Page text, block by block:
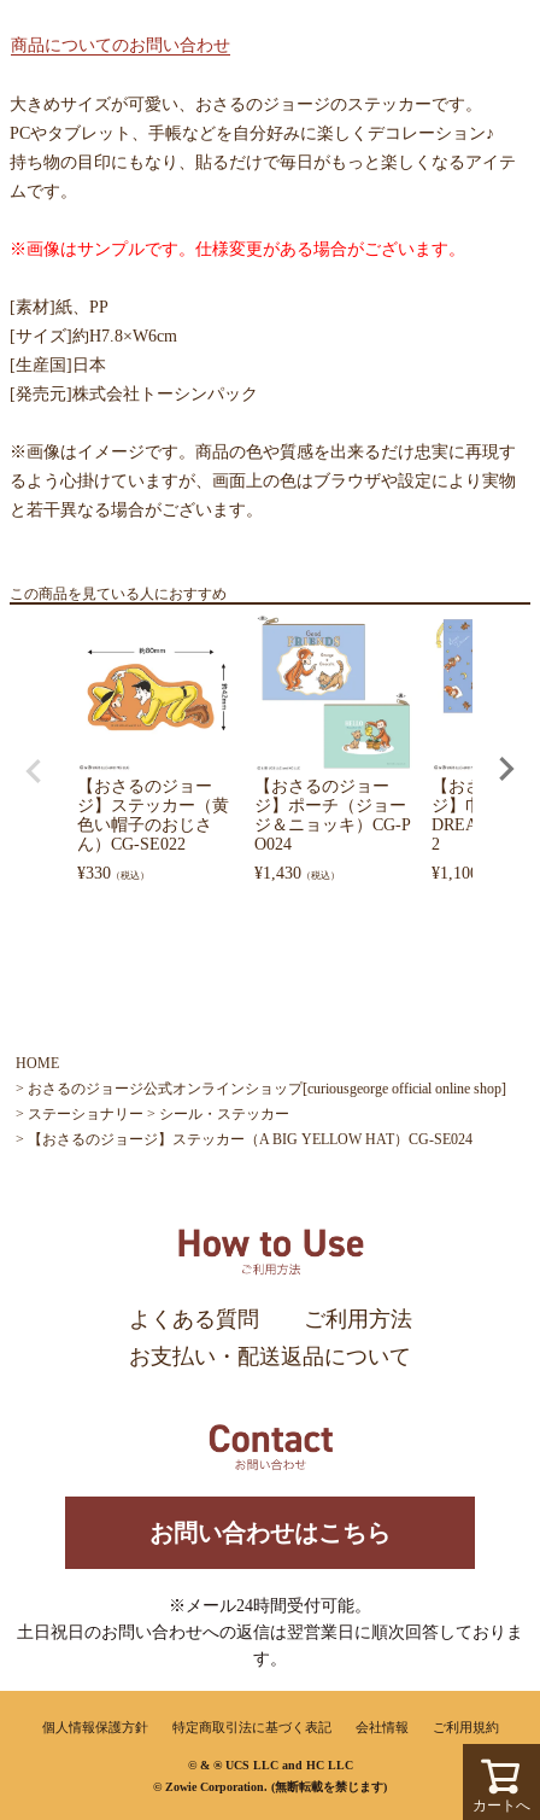
商品についてのお問い合わせ
大きめサイズが可愛い、おさるのジョージのステッカーです。
PCやタブレット、手帳などを自分好みに楽しくデコレーション♪
持ち物の目印にもなり、貼るだけで毎日がもっと楽しくなるアイテ
ムです。
※画像はサンプルです。仕様変更がある場合がございます。
[素材]紙、PP
[サイズ]約H7.8×W6cm
[生産国]日本
[発売元]株式会社トーシンパック
※画像はイメージです。商品の色や質感を出来るだけ忠実に再現す
るよう心掛けていますが、画面上の色はブラウザや設定により実物
と若干異なる場合がございます。
この商品を見ている人におすすめ
【おさるのジョー
ジ】ステッカー（黄
色い帽子のおじさ
ん）CG-SE022
¥330 （税込）
【おさるのジョー
ジ】ポーチ（ジョー
ジ＆ニョッキ）CG-P
O024
¥1,430 （税込）
【おさるのジ
ジ】巾着（
DREAMS）
2
¥1,100
カートへ
HOME
おさるのジョージ公式オンラインショップ[curiousgeorge official online shop]
ステーショナリー
シール・ステッカー
【おさるのジョージ】ステッカー（A BIG YELLOW HAT）CG-SE024
よくある質問
ご利用方法
お支払い・配送返品について
お問い合わせはこちら
※メール24時間受付可能。
土日祝日のお問い合わせへの返信は翌営業日に順次回答しておりま
す。
個人情報保護方針 特定商取引法に基づく表記 会社情報 ご利用規約
© & ® UCS LLC and HC LLC
© Zowie Corporation. (無断転載を禁じます)